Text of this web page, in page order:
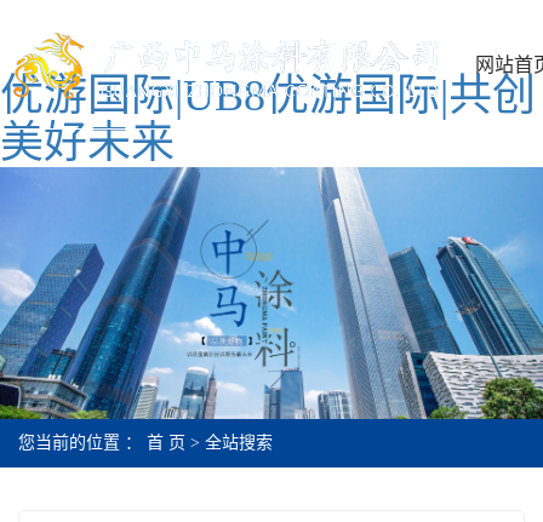
优游国际|UB8优游国际|共创
美好未来
网站首
您当前的位置 ： 首 页 > 全站搜索